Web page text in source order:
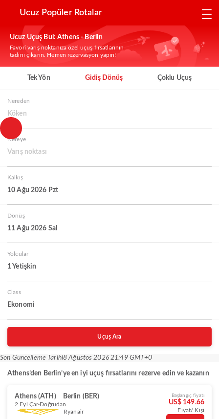
Ucuz Popüler Rotalar
Ucuz Uçuş Bul: Athens - Berlin
Favori varış noktanıza özel uçuş fırsatlarının
tadını çıkarın. Hemen rezervasyon yapın!
Tek Yön Gidiş Dönüş Çoklu Uçuş
Nereden
Köken
Nereye
Varış noktası
Kalkış
10 Ağu 2026 Pzt
Dönüş
11 Ağu 2026 Sal
Yolcular
1 Yetişkin
Class
Ekonomi
Uçuş Ara
Son Güncelleme Tarihi8 Ağustos 2026 21:49 GMT+0
Athens’den Berlin’ye en iyi uçuş fırsatlarını rezerve edin ve kazanın
Athens (ATH) Berlin (BER)
2 Eyl Çar Doğrudan
Ryanair
Başlangıç fiyatı
US$ 149.66
Fiyat/ Kişi